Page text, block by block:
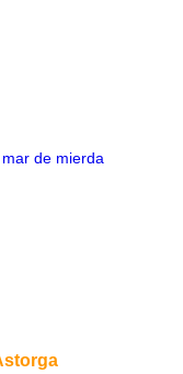
de mierda